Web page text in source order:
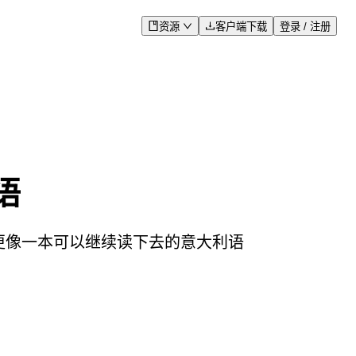
资源 客户端下载 登录 / 注册
一本可以继续读下去的意大利语